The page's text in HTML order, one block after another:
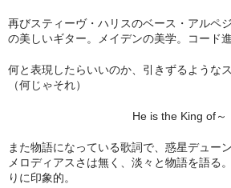
再びスティーヴ・ハリスのベース・アルペ
の美しいギター。メイデンの美学。コード
何と表現したらいいのか、引きずるような
（何じゃそれ）
He is the King of～
また物語になっている歌詞で、惑星デュー
メロディアスさは無く、淡々と物語を語る
りに印象的。